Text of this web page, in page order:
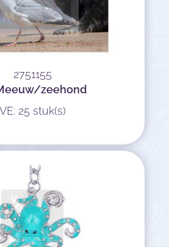
2751155
zeehond
VE: 25 stuk(s)